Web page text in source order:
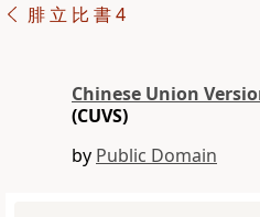
腓 立 比 書 4
Chinese Union
(CUVS)
by Public Domain